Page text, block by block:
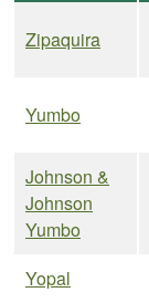
Zipaquira
Yumbo
Johnson &
Johnson
Yumbo
Yopal